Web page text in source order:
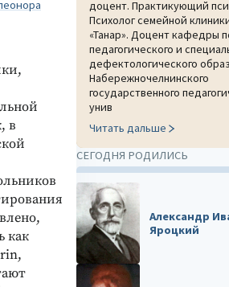
в
как
доцент. Практикующий
Психолог семейной
«Танар». Доцент кафедры
педагогического и
дефектологического
Набережночелнинского
государственного
унив
Читать дальше
СЕГОДНЯ РОДИЛИСЬ
Александр
Яроцкий